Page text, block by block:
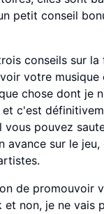
petit conseil
conseils sur
votre musique
chose dont je
et c'est
vous pouvez
avance sur le
de promouvoir
et non, je ne vais